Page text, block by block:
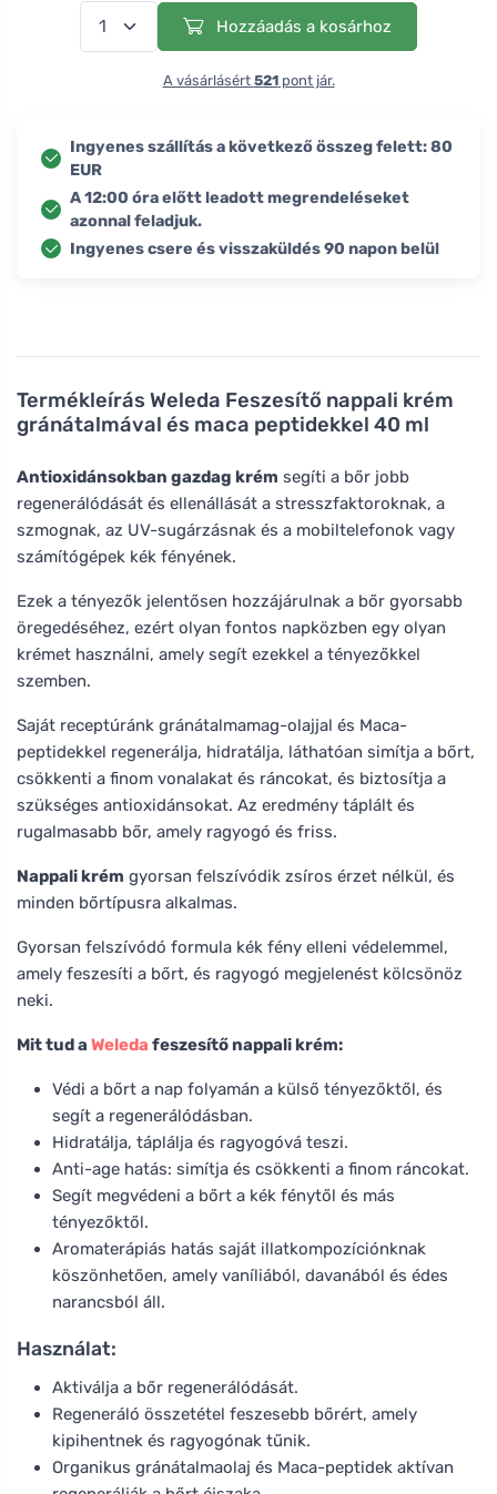
Termékleírás Weleda Feszesítő nappali krém
gránátalmával és maca peptidekkel 40 ml
Antioxidánsokban gazdag krém segíti a bőr jobb
regenerálódását és ellenállását a stresszfaktoroknak, a
szmognak, az UV-sugárzásnak és a mobiltelefonok vagy
számítógépek kék fényének.
Ezek a tényezők jelentősen hozzájárulnak a bőr gyorsabb
öregedéséhez, ezért olyan fontos napközben egy olyan
krémet használni, amely segít ezekkel a tényezőkkel
szemben.
Saját receptúránk gránátalmamag-olajjal és Maca-
peptidekkel regenerálja, hidratálja, láthatóan simítja a bőrt,
csökkenti a finom vonalakat és ráncokat, és biztosítja a
szükséges antioxidánsokat. Az eredmény táplált és
rugalmasabb bőr, amely ragyogó és friss.
Nappali krém gyorsan felszívódik zsíros érzet nélkül, és
minden bőrtípusra alkalmas.
Gyorsan felszívódó formula kék fény elleni védelemmel,
amely feszesíti a bőrt, és ragyogó megjelenést kölcsönöz
neki.
Mit tud a Weleda feszesítő nappali krém:
Védi a bőrt a nap folyamán a külső tényezőktől, és
segít a regenerálódásban.
Hidratálja, táplálja és ragyogóvá teszi.
Anti-age hatás: simítja és csökkenti a finom ráncokat.
Segít megvédeni a bőrt a kék fénytől és más
tényezőktől.
Aromaterápiás hatás saját illatkompozíciónknak
köszönhetően, amely vaníliából, davanából és édes
narancsból áll.
Használat:
Aktiválja a bőr regenerálódását.
Regeneráló összetétel feszesebb bőrért, amely
kipihentnek és ragyogónak tűnik.
Organikus gránátalmaolaj és Maca-peptidek aktívan
Hozzáadás a kosárhoz
A vásárlásért 521pont jár.
Ingyenes szállítás a következő összeg felett: 80
EUR
A 12:00 óra előtt leadott megrendeléseket
azonnal feladjuk.
Ingyenes csere és visszaküldés 90 napon belül